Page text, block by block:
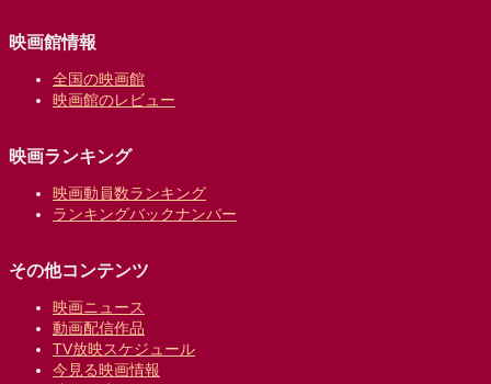
映画館情報
全国の映画館
映画館のレビュー
映画ランキング
映画動員数ランキング
ランキングバックナンバー
その他コンテンツ
映画ニュース
動画配信作品
TV放映スケジュール
今見る映画情報